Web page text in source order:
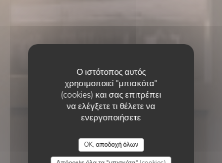
Ο ιστότοπος αυτός
χρησιμοποιεί "μπισκότα"
(cookies) και σας επιτρέπει
να ελέγξετε τι θέλετε να
ενεργοποιήσετε
OK, αποδοχή όλων
L’annexe
L’ANNEXE